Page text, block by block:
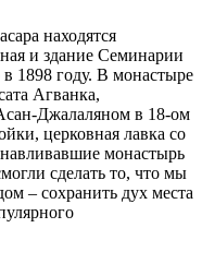
находятся
и здание Семинарии
1898 году. В монастыре
Агванка,
Джалаляном в 18-ом
церковная лавка со
монастырь
сделать то, что мы
– сохранить дух места